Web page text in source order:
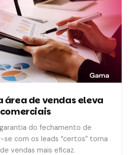
área de vendas eleva
do fechamento de
com os leads “certos” torna
vendas mais eficaz.